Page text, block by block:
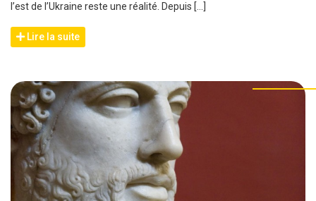
l’est de l’Ukraine reste une réalité. Depuis […]
Lire la suite